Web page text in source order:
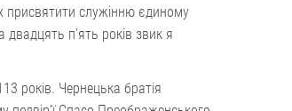
присвятити служінню єдиному
п’ять років звик я
років. Чернецька братія